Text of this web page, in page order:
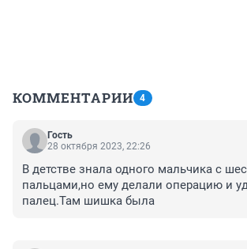
КОММЕНТАРИИ 4
Гость
28 октября 2023, 22:26
В детстве знала одного мальчика с
пальцами,но ему делали операцию и
палец.Там шишка была